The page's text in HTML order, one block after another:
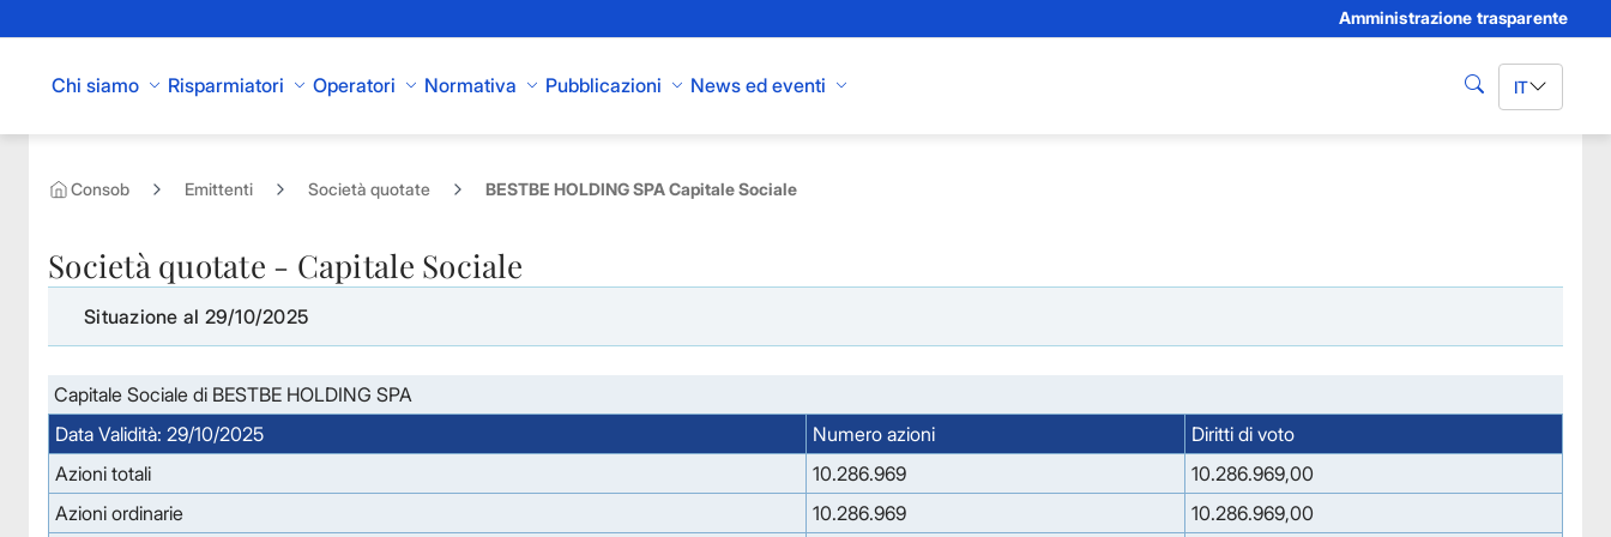
Amministrazione trasparente
Chi siamo Risparmiatori Operatori Normativa Pubblicazioni News ed eventi cerca IT
Consob Emittenti Società quotate BESTBE HOLDING SPA Capitale Sociale
Società quotate - Capitale Sociale
Situazione al 29/10/2025
Capitale Sociale di BESTBE HOLDING SPA
Data Validità: 29/10/2025
Numero azioni
Diritti di voto
Azioni totali
10.286.969
10.286.969,00
Azioni ordinarie
10.286.969
10.286.969,00